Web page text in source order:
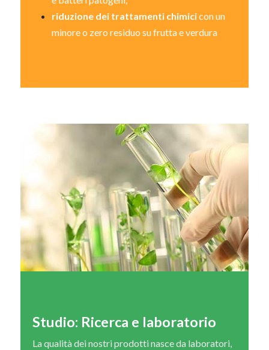
riduzione dei trattamenti chimicicon un
minore o zero residuo su frutta e verdura
Studio: Ricerca e laboratorio
La qualità dei nostri prodotti nasce da laboratori,